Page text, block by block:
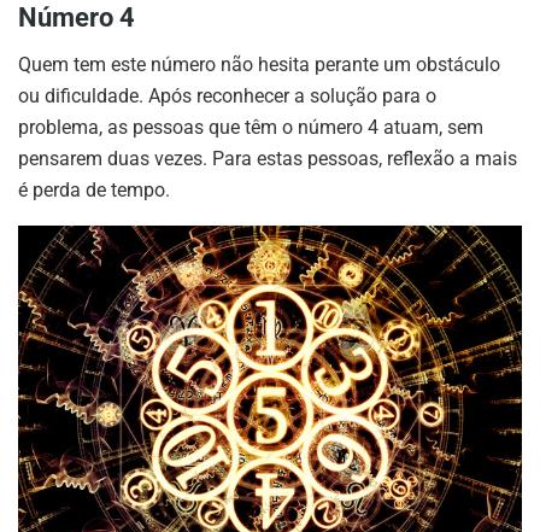
Número 4
Quem tem este número não hesita perante um obstáculo
ou dificuldade. Após reconhecer a solução para o
problema, as pessoas que têm o número 4 atuam, sem
pensarem duas vezes. Para estas pessoas, reflexão a mais
é perda de tempo.